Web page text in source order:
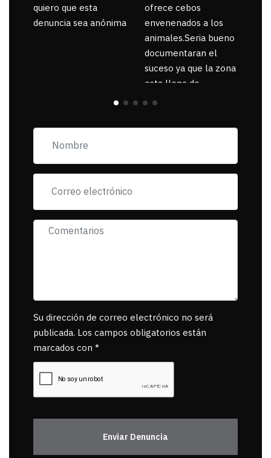
quiero que esta
denuncia sea anónima
ofrece cebos
envenenados a los
animales.Seria bueno
documentaran el
suceso ya que la zona
esta llena de
pancartas de
exigiendo al asesino
muerta.
Su dirección de correo electrónico no será
publicada. Los campos obligatorios están
marcados con *
Enviar Denuncia